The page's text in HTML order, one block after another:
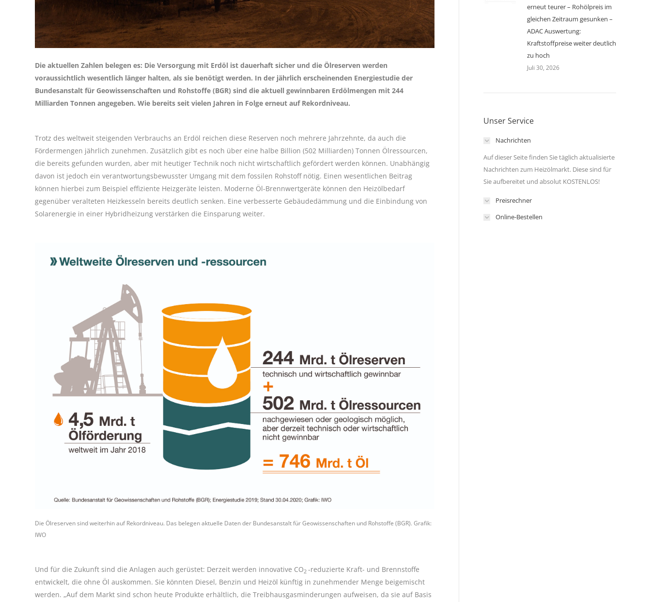
Die aktuellen Zahlen belegen es: Die Versorgung mit Erdöl ist dauerhaft sicher und die Ölreserven werden
voraussichtlich wesentlich länger halten, als sie benötigt werden. In der jährlich erscheinenden Energiestudie der
Bundesanstalt für Geowissenschaften und Rohstoffe (BGR) sind die aktuell gewinnbaren Erdölmengen mit 244
Milliarden Tonnen angegeben. Wie bereits seit vielen Jahren in Folge erneut auf Rekordniveau.
Trotz des weltweit steigenden Verbrauchs an Erdöl reichen diese Reserven noch mehrere Jahrzehnte, da auch die
Fördermengen jährlich zunehmen. Zusätzlich gibt es noch über eine halbe Billion (502 Milliarden) Tonnen Ölressourcen,
die bereits gefunden wurden, aber mit heutiger Technik noch nicht wirtschaftlich gefördert werden können. Unabhängig
davon ist jedoch ein verantwortungsbewusster Umgang mit dem fossilen Rohstoff nötig. Einen wesentlichen Beitrag
können hierbei zum Beispiel effiziente Heizgeräte leisten. Moderne Öl-Brennwertgeräte können den Heizölbedarf
gegenüber veralteten Heizkesseln bereits deutlich senken. Eine verbesserte Gebäudedämmung und die Einbindung von
Solarenergie in einer Hybridheizung verstärken die Einsparung weiter.
Die Ölreserven sind weiterhin auf Rekordniveau. Das belegen aktuelle Daten der Bundesanstalt für Geowissenschaften und Rohstoffe (BGR). Grafik:
IWO
Und für die Zukunft sind die Anlagen auch gerüstet: Derzeit werden innovative CO2 -reduzierte Kraft- und Brennstoffe
entwickelt, die ohne Öl auskommen. Sie könnten Diesel, Benzin und Heizöl künftig in zunehmender Menge beigemischt
werden. „Auf dem Markt sind schon heute Produkte erhältlich, die Treibhausgasminderungen aufweisen, da sie auf Basis
erneut teurer – Rohölpreis im
gleichen Zeitraum gesunken –
ADAC Auswertung:
Kraftstoffpreise weiter deutlich
zu hoch
Juli 30, 2026
Unser Service
Nachrichten
Auf dieser Seite finden Sie täglich aktualisierte
Nachrichten zum Heizölmarkt. Diese sind für
Sie aufbereitet und absolut KOSTENLOS!
Preisrechner
Online-Bestellen